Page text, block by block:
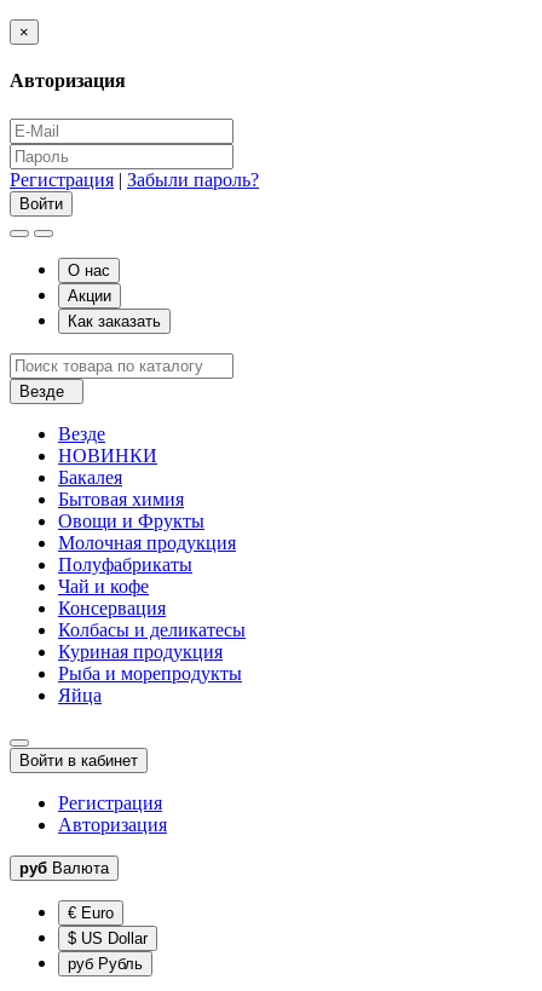
×
Авторизация
Регистрация | Забыли пароль?
О нас
Акции
Как заказать
Везде
Везде
НОВИНКИ
Бакалея
Бытовая химия
Овощи и Фрукты
Молочная продукция
Полуфабрикаты
Чай и кофе
Консервация
Колбасы и деликатесы
Куриная продукция
Рыба и морепродукты
Яйца
Войти в кабинет
Регистрация
Авторизация
руб Валюта
€ Euro
$ US Dollar
руб Рубль